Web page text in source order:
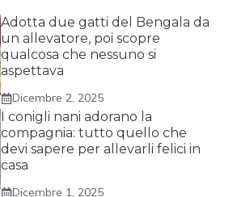
Adotta due gatti del Bengala da
un allevatore, poi scopre
qualcosa che nessuno si
aspettava
Dicembre 2, 2025
I conigli nani adorano la
compagnia: tutto quello che
devi sapere per allevarli felici in
casa
Dicembre 1, 2025